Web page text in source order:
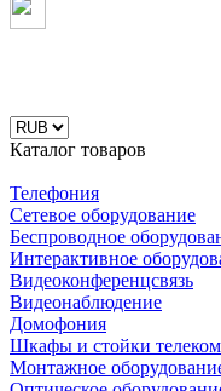
Каталог товаров
Телефония
Сетевое оборудование
Беспроводное
Интерактивное
Видеоконференцсвязь
Видеонаблюдение
Домофония
Шкафы и стойки
Монтажное